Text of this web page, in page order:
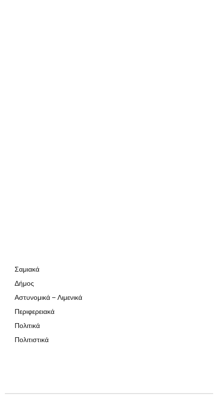
Σαμιακά
Δήμος
Αστυνομικά – Λιμενικά
Περιφερειακά
Πολιτικά
Πολιτιστικά